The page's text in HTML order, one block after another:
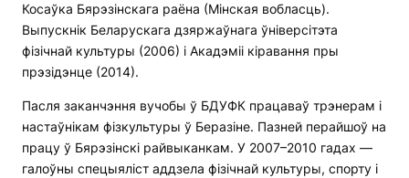
Косаўка Бярэзінскага раёна (Мінская вобласць).
Выпускнік Беларускага дзяржаўнага ўніверсітэта
фізічнай культуры (2006) і Акадэміі кіравання пры
прэзідэнце (2014).
Пасля заканчэння вучобы ў БДУФК працаваў трэнерам і
настаўнікам фізкультуры ў Беразіне. Пазней перайшоў на
працу ў Бярэзінскі райвыканкам. У 2007–2010 гадах —
галоўны спецыяліст аддзела фізічнай культуры, спорту і